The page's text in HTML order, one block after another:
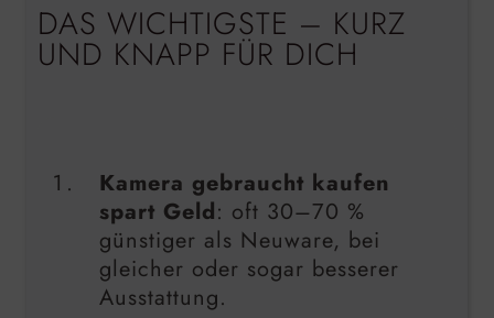
DAS WICHTIGSTE – KURZ
UND KNAPP FÜR DICH
Kamera gebraucht kaufen
spart Geld: oft 30–70 %
günstiger als Neuware, bei
gleicher oder sogar besserer
Ausstattung.